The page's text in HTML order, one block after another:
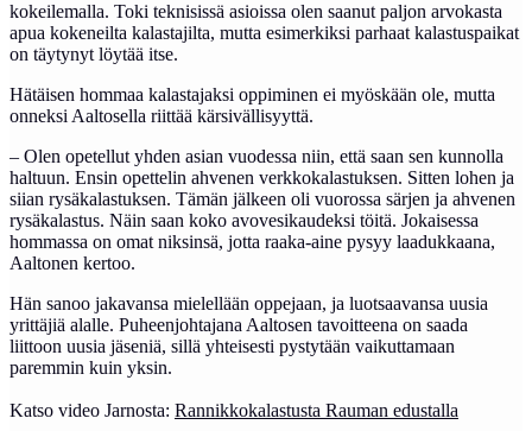
kokeilemalla. Toki teknisissä asioissa olen saanut paljon arvokasta
apua kokeneilta kalastajilta, mutta esimerkiksi parhaat kalastuspaikat
on täytynyt löytää itse.
Hätäisen hommaa kalastajaksi oppiminen ei myöskään ole, mutta
onneksi Aaltosella riittää kärsivällisyyttä.
– Olen opetellut yhden asian vuodessa niin, että saan sen kunnolla
haltuun. Ensin opettelin ahvenen verkkokalastuksen. Sitten lohen ja
siian rysäkalastuksen. Tämän jälkeen oli vuorossa särjen ja ahvenen
rysäkalastus. Näin saan koko avovesikaudeksi töitä. Jokaisessa
hommassa on omat niksinsä, jotta raaka-aine pysyy laadukkaana,
Aaltonen kertoo.
Hän sanoo jakavansa mielellään oppejaan, ja luotsaavansa uusia
yrittäjiä alalle. Puheenjohtajana Aaltosen tavoitteena on saada
liittoon uusia jäseniä, sillä yhteisesti pystytään vaikuttamaan
paremmin kuin yksin.
Katso video Jarnosta: Rannikkokalastusta Rauman edustalla